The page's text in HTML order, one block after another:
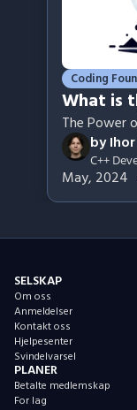
Coding
What is
The Power
by
C++
May, 2024
SELSKAP
Om oss
Anmeldelser
Kontakt oss
Hjelpesenter
Svindelvarsel
PLANER
Betalte medlemskap
For lag